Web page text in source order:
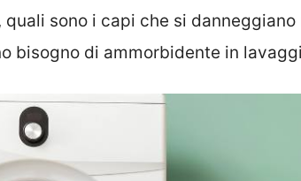
sono i capi che si
bisogno di ammorbidente in